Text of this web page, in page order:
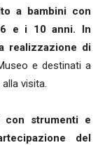
a bambini con
6 e i 10 anni. In
realizzazione di
e destinati a
visita.
con strumenti e
del